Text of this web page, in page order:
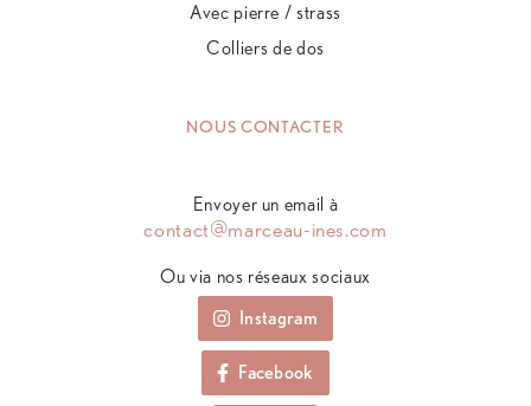
Avec pierre / strass
Colliers de dos
NOUS CONTACTER
Envoyer un email à
contact@marceau-ines.com
Ou via nos réseaux sociaux
Instagram
Facebook